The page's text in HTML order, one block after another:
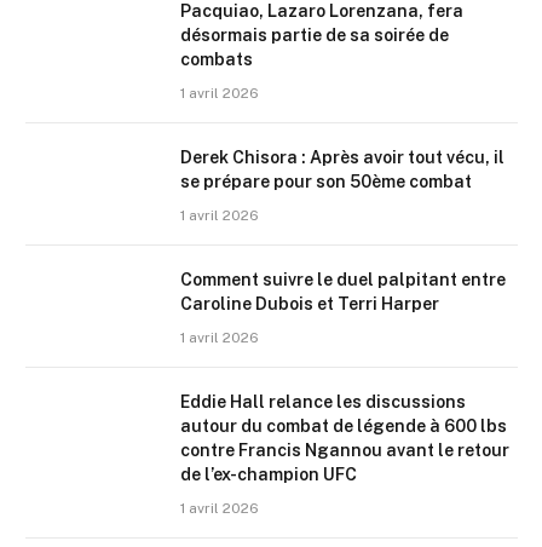
Pacquiao, Lazaro Lorenzana, fera
désormais partie de sa soirée de
combats
1 avril 2026
Derek Chisora : Après avoir tout vécu, il
se prépare pour son 50ème combat
1 avril 2026
Comment suivre le duel palpitant entre
Caroline Dubois et Terri Harper
1 avril 2026
Eddie Hall relance les discussions
autour du combat de légende à 600 lbs
contre Francis Ngannou avant le retour
de l’ex-champion UFC
1 avril 2026